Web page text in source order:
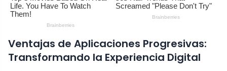
Ventajas de Aplicaciones Progresivas:
Transformando la Experiencia Digital